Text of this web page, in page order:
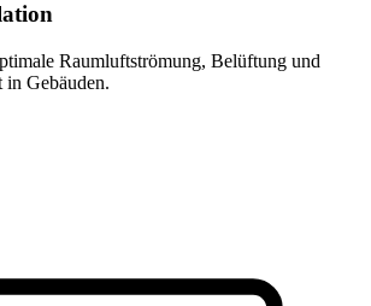
Raumluftströmung, Belüftung und
Gebäuden.